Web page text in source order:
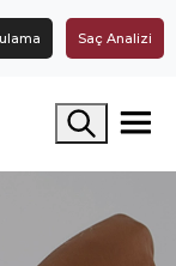
Saç Analizi
Arama yap